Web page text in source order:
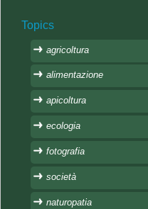
Topics
agricoltura
alimentazione
apicoltura
ecologia
fotografia
società
naturopatia